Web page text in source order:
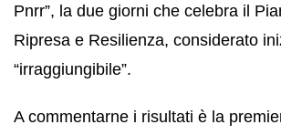
Pnrr”, la due giorni che celebra il
Ripresa e Resilienza, considerato
“irraggiungibile”.
A commentarne i risultati è la